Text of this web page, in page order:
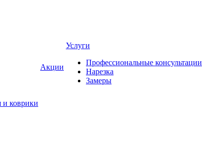
и коврики
Акции
Услуги
Профессиональные консультации
Нарезка
Замеры